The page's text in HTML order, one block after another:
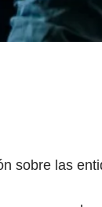
sobre las